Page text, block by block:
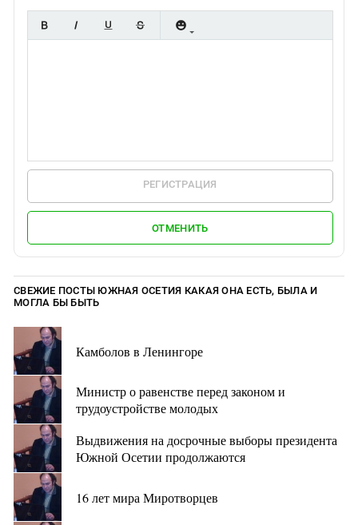
РЕГИСТРАЦИЯ
ОТМЕНИТЬ
СВЕЖИЕ ПОСТЫ ЮЖНАЯ ОСЕТИЯ КАКАЯ ОНА ЕСТЬ, БЫЛА И
МОГЛА БЫ БЫТЬ
Камболов в Ленингоре
Министр о равенстве перед законом и
трудоустройстве молодых
Выдвижения на досрочные выборы президента
Южной Осетии продолжаются
16 лет мира Миротворцев